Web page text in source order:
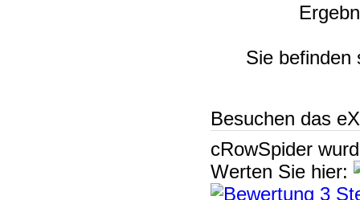
Sie
Besuchen das
cRowSpider
Werten Sie hier: